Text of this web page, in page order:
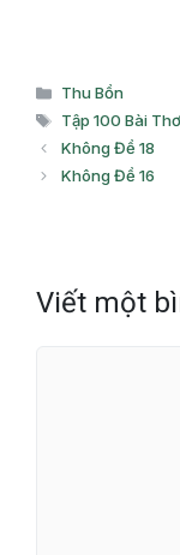
Danh
mục
Thu Bồn
Thẻ
Tập 100 Bài
Không Đề 18
Không Đề 16
Viết một